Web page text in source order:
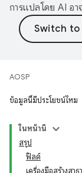
การแปลโดย AI อ
AOSP
ข้อมูลนี้มีประโยชน์ไหม
ในหน้านี้
สรุป
ฟิลด์
เครื่องมือสร้างสา